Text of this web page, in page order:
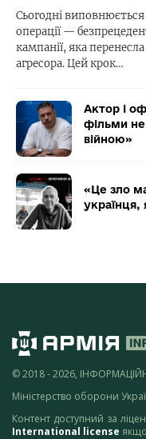
Сьогодні виповнюється
операції —
кампанії, яка
агресора. Цей крок…
Актор і
фільми не
війною»
«Це зло
українця,
© 2018 - 2026,
Міністерство оборони
Контент доступний за
International license